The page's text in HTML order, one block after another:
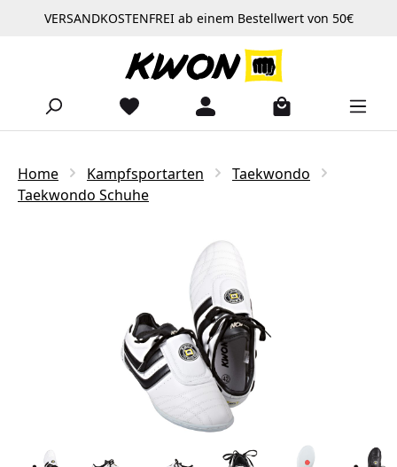
Zum Hauptinhalt springen
VERSANDKOSTENFREI ab einem Bestellwert von 50€
Home Kampfsportarten
Taekwondo
Taekwondo Schuhe